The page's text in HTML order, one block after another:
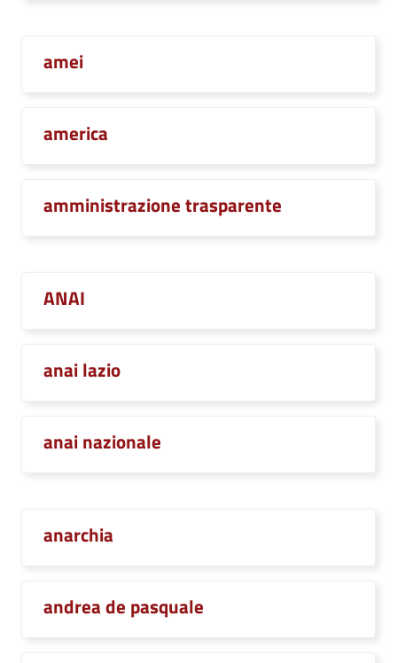
amei
america
amministrazione trasparente
ANAI
anai lazio
anai nazionale
anarchia
andrea de pasquale